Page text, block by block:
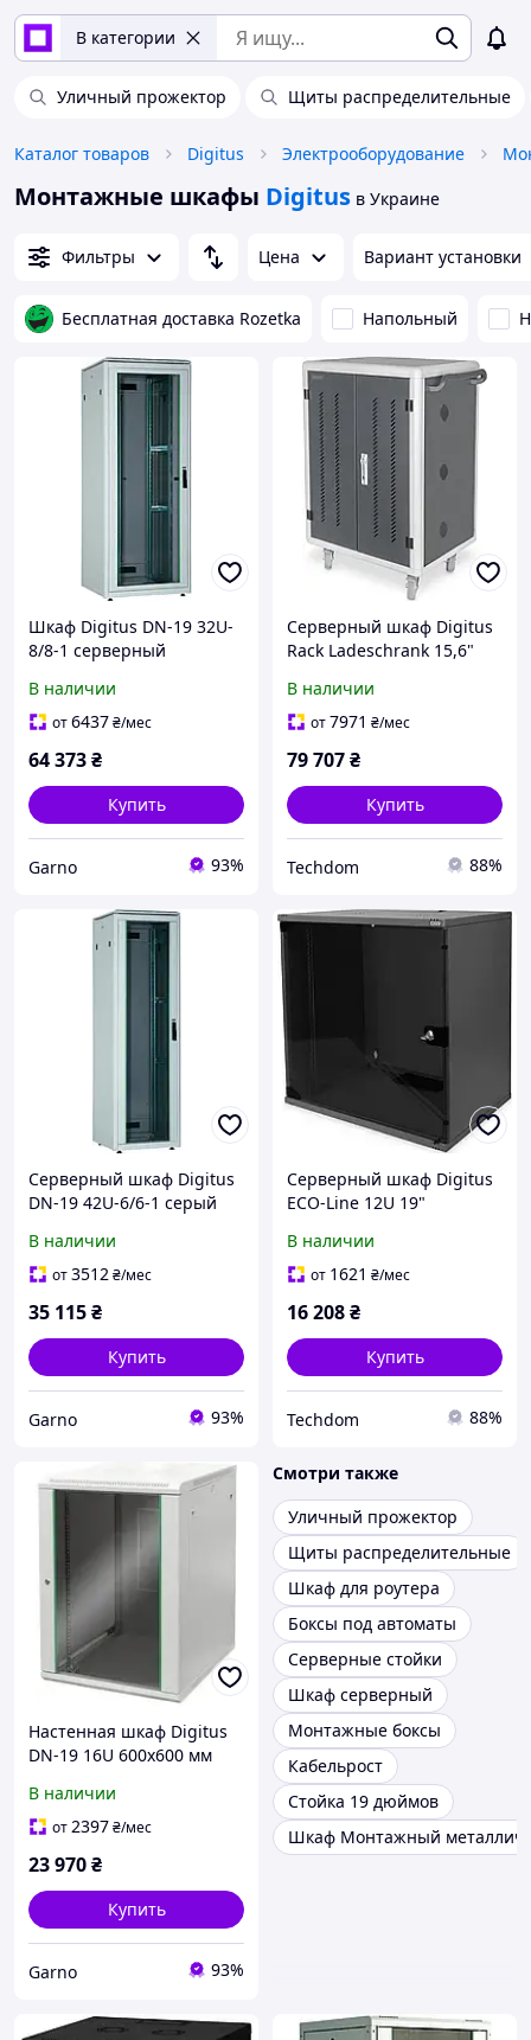
В категории
Уличный прожектор Щиты распределительные
Каталог товаров Digitus Электрооборудование
Монтажные шкафы Digitus в Украине
Фильтры Цена Вариант установки
Бесплатная доставка Rozetka Напольный
Шкаф Digitus DN-19 32U-
8/8-1 серверный
В наличии
от6437₴/мес
64 373₴
Купить
Garno 93%
Серверный шкаф Digitus
Rack Ladeschrank 15,6"
1260x824x650 мм
В наличии
от7971 ₴/мес
79 707₴
Купить
Techdom 88%
Серверный шкаф Digitus
DN-19 42U-6/6-1 серый
В наличии
от3512₴/мес
35 115₴
Купить
Garno 93%
Серверный шкаф Digitus
ECO-Line 12U 19"
В наличии
от 1621 ₴/мес
16 208₴
Купить
Techdom 88%
Настенная шкаф Digitus
DN-19 16U 600x600 мм
В наличии
от2397₴/мес
23 970₴
Купить
Garno 93%
Смотри также
Уличный прожектор
Щиты распределительные
Шкаф для роутера
Боксы под автоматы
Серверные стойки
Шкаф серверный
Монтажные боксы
Кабельрост
Стойка 19 дюймов
Шкаф Монтажный